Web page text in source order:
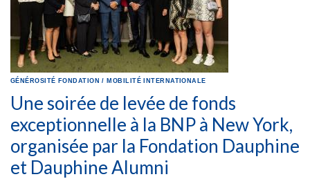
GÉNÉROSITÉ FONDATION / MOBILITÉ INTERNATIONALE
Une soirée de levée de fonds
exceptionnelle à la BNP à New York,
organisée par la Fondation Dauphine
et Dauphine Alumni